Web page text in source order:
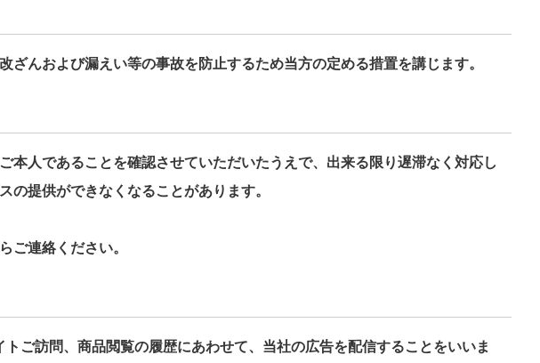
んおよび漏えい等の事故を防止するため当方の定める措置を講じます。
人であることを確認させていただいたうえで、出来る限り遅滞なく対応し
提供ができなくなることがあります。
連絡ください。
ご訪問、商品閲覧の履歴にあわせて、当社の広告を配信することをいいま